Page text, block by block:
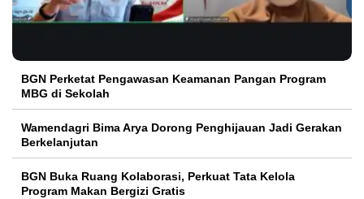
BGN Perketat Pengawasan Keamanan Pangan Program
MBG di Sekolah
Wamendagri Bima Arya Dorong Penghijauan Jadi Gerakan
Berkelanjutan
BGN Buka Ruang Kolaborasi, Perkuat Tata Kelola
Program Makan Bergizi Gratis